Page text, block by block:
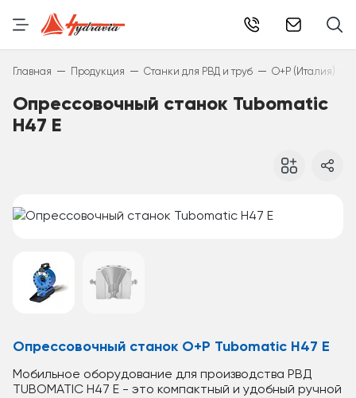
Главная — Продукция — Станки для РВД и труб — O+P (Италия)
Опрессовочный станок Tubomatic
H47 E
Опрессовочный станок O+P Tubomatic H47 E
Мобильное оборудование для производства РВД
TUBOMATIC H47 E - это компактный и удобный ручной